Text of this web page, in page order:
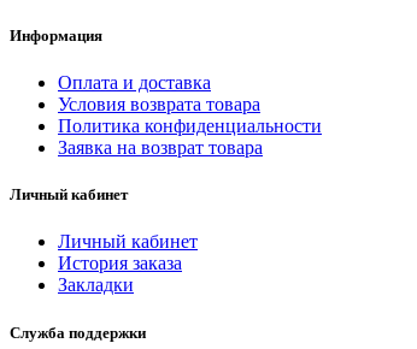
Информация
Оплата и доставка
Условия возврата товара
Политика конфиденциальности
Заявка на возврат товара
Личный кабинет
Личный кабинет
История заказа
Закладки
Служба поддержки